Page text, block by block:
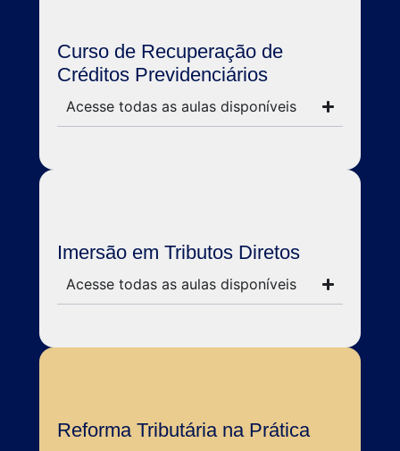
Curso de Recuperação de
Créditos Previdenciários
Acesse todas as aulas disponíveis
Imersão em Tributos Diretos
Acesse todas as aulas disponíveis
Reforma Tributária na Prática